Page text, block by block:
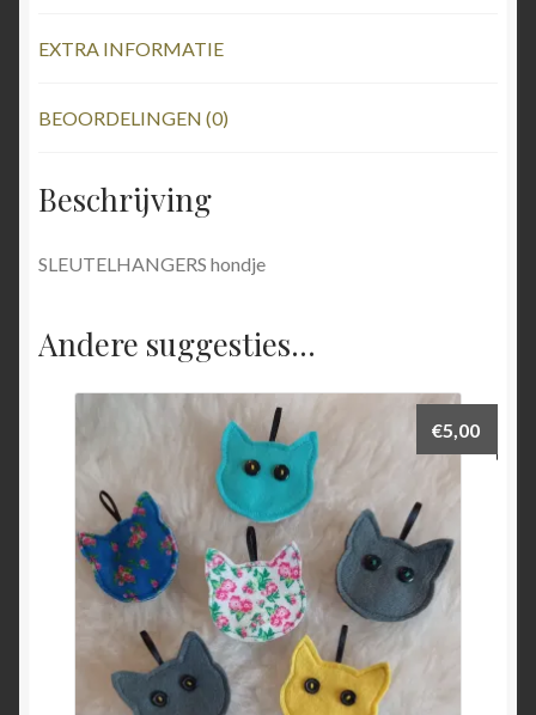
EXTRA INFORMATIE
BEOORDELINGEN (0)
Beschrijving
SLEUTELHANGERS hondje
Andere suggesties…
€5,00